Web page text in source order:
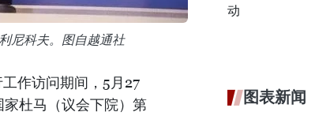
尼科夫。图自越通社
作访问期间，5月27
杜马（议会下院）第
动
图表新闻